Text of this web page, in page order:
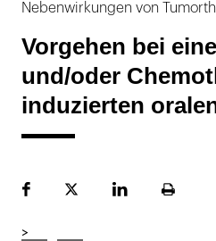
Nebenwirkungen von
Vorgehen bei
und/oder
induzierten
FacebookPlattformLinekdInSeite
>